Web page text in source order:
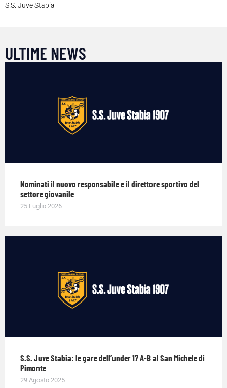
S.S. Juve Stabia
ULTIME NEWS
Nominati il nuovo responsabile e il direttore sportivo del
settore giovanile
25 Luglio 2026
S.S. Juve Stabia: le gare dell’under 17 A-B al San Michele di
Pimonte
29 Agosto 2025